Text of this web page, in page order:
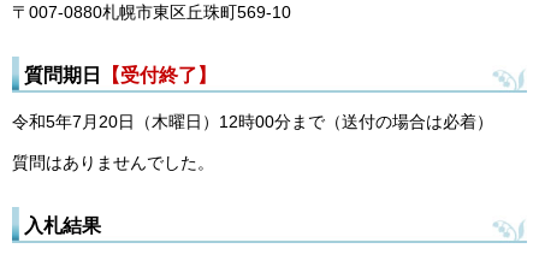
〒007-0880札幌市東区丘珠町569-10
質問期日 【受付終了】
令和5年7月20日（木曜日）12時00分まで（送付の場合は必着）
質問はありませんでした。
入札結果